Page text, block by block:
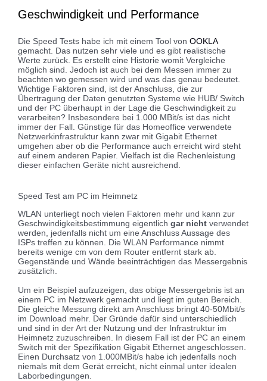
Geschwindigkeit und Performance
Die Speed Tests habe ich mit einem Tool von OOKLA
gemacht. Das nutzen sehr viele und es gibt realistische
Werte zurück. Es erstellt eine Historie womit Vergleiche
möglich sind. Jedoch ist auch bei dem Messen immer zu
beachten wo gemessen wird und was das genau bedeutet.
Wichtige Faktoren sind, ist der Anschluss, die zur
Übertragung der Daten genutzten Systeme wie HUB/ Switch
und der PC überhaupt in der Lage die Geschwindigkeit zu
verarbeiten? Insbesondere bei 1.000 MBit/s ist das nicht
immer der Fall. Günstige für das Homeoffice verwendete
Netzwerkinfrastruktur kann zwar mit Gigabit Ethernet
umgehen aber ob die Performance auch erreicht wird steht
auf einem anderen Papier. Vielfach ist die Rechenleistung
dieser einfachen Geräte nicht ausreichend.
Speed Test am PC im Heimnetz
WLAN unterliegt noch vielen Faktoren mehr und kann zur
Geschwindigkeitsbestimmung eigentlich gar nicht verwendet
werden, jedenfalls nicht um eine Anschluss Aussage des
ISPs treffen zu können. Die WLAN Performance nimmt
bereits wenige cm von dem Router entfernt stark ab.
Gegenstände und Wände beeinträchtigen das Messergebnis
zusätzlich.
Um ein Beispiel aufzuzeigen, das obige Messergebnis ist an
einem PC im Netzwerk gemacht und liegt im guten Bereich.
Die gleiche Messung direkt am Anschluss bringt 40-50Mbit/s
im Download mehr. Der Gründe dafür sind unterschiedlich
und sind in der Art der Nutzung und der Infrastruktur im
Heimnetz zuzuschreiben. In diesem Fall ist der PC an einem
Switch mit der Spezifikation Gigabit Ethernet angeschlossen.
Einen Durchsatz von 1.000MBit/s habe ich jedenfalls noch
niemals mit dem Gerät erreicht, nicht einmal unter idealen
Laborbedingungen.